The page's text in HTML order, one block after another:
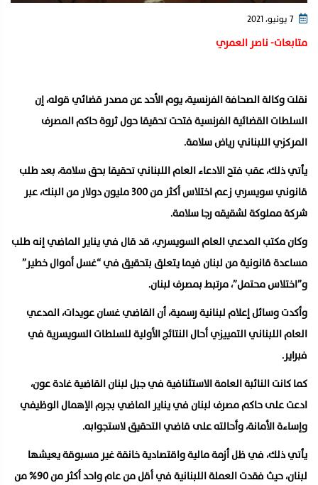
متابعات- ناصر العمري
نقلت وكالة الصحافة الفرنسية، يوم الأحد عن مصدر قضائي قوله، إن
السلطات القضائية الفرنسية فتحت تحقيقا حول ثروة حاكم المصرف
المركزي اللبناني رياض سلامة.
يأتي ذلك، عقب فتح الادعاء العام اللبناني تحقيقا بحق سلامة، بعد طلب
قانوني سويسري زعم اختلاس أكثر من 300 مليون دولار من البنك، عبر
شركة مملوكة لشقيقه رجا سلامة.
وكان مكتب المدعي العام السويسري، قد قال في يناير الماضي إنه طلب
مساعدة قانونية من لبنان فيما يتعلق بتحقيق في “غسل أموال خطير”
و”اختلاس محتمل”، مرتبط بمصرف لبنان.
وأكدت وسائل إعلام لبنانية رسمية، أن القاضي غسان عويدات، المدعي
العام اللبناني التمييزي أحال النتائج الأولية للسلطات السويسرية في
فبراير.
كما كانت النائبة العامة الاستئنافية في جبل لبنان القاضية غادة عون،
ادعت على حاكم مصرف لبنان في يناير الماضي بجرم الإهمال الوظيفي
وإساءة الأمانة، وأحالته على قاضي التحقيق لاستجوابه.
يأتي ذلك، في ظل أزمة مالية واقتصادية خانقة غير مسبوقة يعيشها
لبنان، حيث فقدت العملة اللبنانية في أقل من عام واحد أكثر من 90% من